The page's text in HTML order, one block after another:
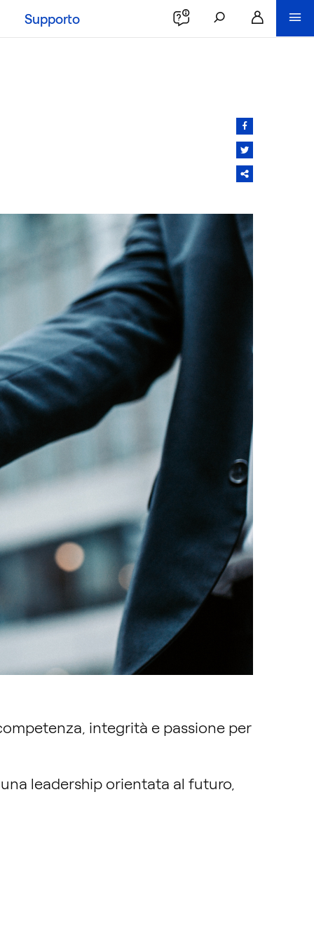
Supporto
integrità e passione per
leadership orientata al futuro,